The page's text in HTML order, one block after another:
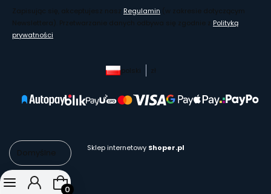
Domyślne
Zapisując się, akceptujesz nasz Regulamin (w zakresie dotyczącym
Newslettera). Przetwarzanie danych odbywa się zgodnie z Polityką
prywatności
polski zł
Sklep internetowy Shoper.pl
Produkty w koszyku: 0. Zobacz szczegóły